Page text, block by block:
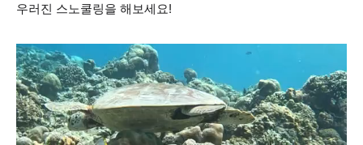
우러진 스노쿨링을 해보세요!